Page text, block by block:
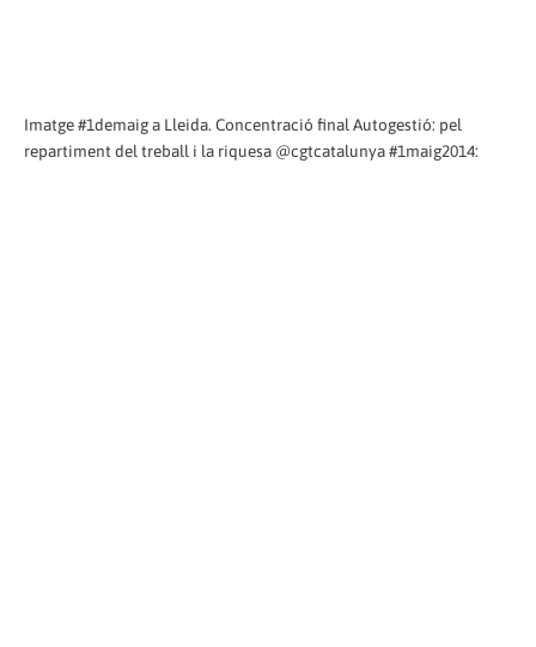
Imatge #1demaig a Lleida. Concentració final Autogestió: pel
repartiment del treball i la riquesa @cgtcatalunya #1maig2014: